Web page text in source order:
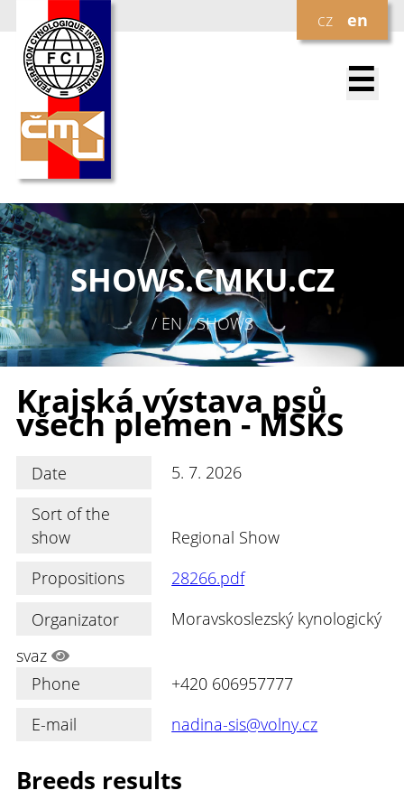
cz en
☰
SHOWS.CMKU.CZ
/ EN / SHOWS
Krajská výstava psů
všech plemen - MSKS
Date
5. 7. 2026
Sort of the
show
Regional Show
Propositions
28266.pdf
Organizator
Moravskoslezský kynologický
svaz
Phone
+420 606957777
E-mail
nadina-sis@volny.cz
Breeds results